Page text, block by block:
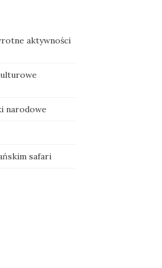
aktywności
narodowe
safari